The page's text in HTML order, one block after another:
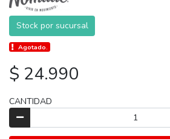
Stock por sucursal
Agotado.
$ 24.990
CANTIDAD